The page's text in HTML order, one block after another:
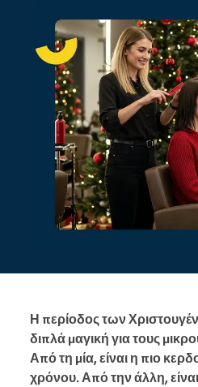
Η περίοδος των
διπλά μαγική για τους
Από τη μία, είναι η πιο
χρόνου. Από την άλλη,